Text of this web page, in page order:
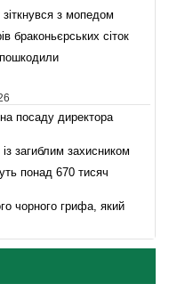
з мопедом
браконьєрських сіток
посаду директора
загиблим захисником
понад 670 тисяч
чорного грифа, який